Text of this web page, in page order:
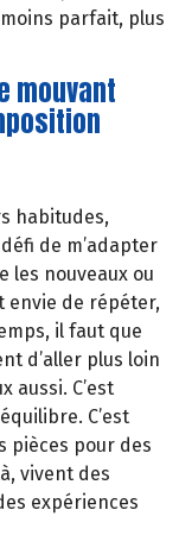
parfait, plus
mouvant
habitudes,
de m’adapter
les nouveaux ou
envie de répéter,
il faut que
d’aller plus loin
aussi. C’est
C’est
pièces pour des
vivent des
expériences